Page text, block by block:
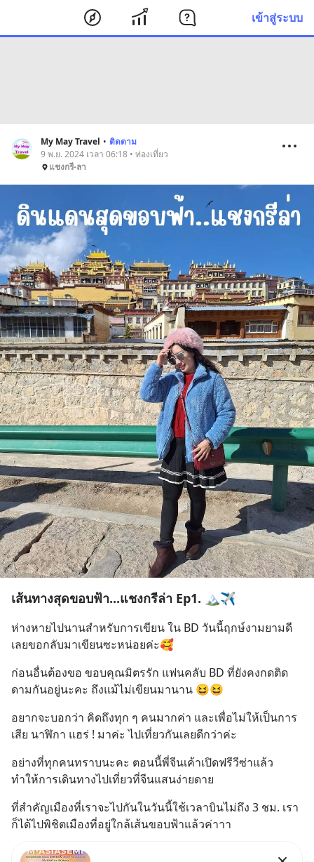
เข้าสู่ระบบ
My May Travel • ติดตาม
9 พ.ย. 2024 เวลา 06:18 • ท่องเที่ยว
แชงกรี-ลา
เส้นทางสุดขอบฟ้า...แชงกรีล่า Ep1. 🏔✈️
ห่างหายไปนานสำหรับการเขียน ใน BD วันนี้ฤกษ์งามยามดี
เลยขอกลับมาเขียนซะหน่อยค่ะ🥰
ก่อนอื่นต้องขอ ขอบคุณมิตรรัก แฟนคลับ BD ที่ยังคงกดติด
ดามกันอยู่นะคะ ถึงแม้ไม่เขียนมานาน 😆😆
อยากจะบอกว่า คิดถึงทุก ๆ คนมากค่า และเพื่อไม่ให้เป็นการ
เสีย นาฬิกา แฮร่ ! มาค่ะ ไปเที่ยวกันเลยดีกว่าค่ะ
อย่างที่ทุกคนทราบนะคะ ตอนนี้พี่จีนเค้าเปิดฟรีวีซ่าแล้ว
ทำให้การเดินทางไปเที่ยวที่จีนแสนง่ายดาย
ที่สำคัญเมืองที่เราจะไปกันในวันนี้ใช้เวลาบินไม่ถึง 3 ชม. เรา
ก็ได้ไปพิชิตเมืองที่อยู่ใกล้เส้นขอบฟ้าแล้วค่าาา